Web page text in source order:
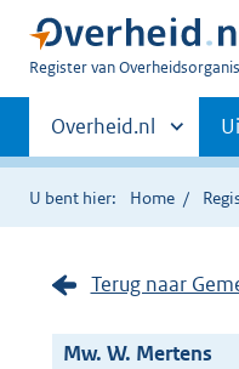
U
Register van
Primaire
navigatie
Andere
sites
binnen
Overheid.nl
U bent hier: Home
Terug naar
Mw. W. Mertens